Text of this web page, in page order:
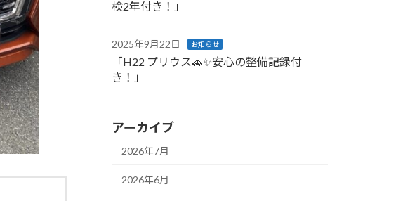
検2年付き！」
2025年9月22日 お知らせ
「H22 プリウス🚗✨安心の整備記録付
き！」
アーカイブ
2026年7月
2026年6月